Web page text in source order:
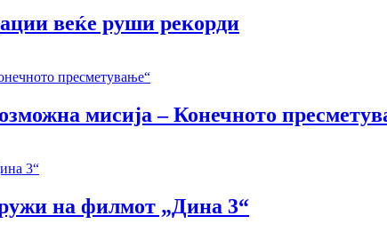
веќе руши рекорди
мисија – Конечното
на филмот „Дина 3“